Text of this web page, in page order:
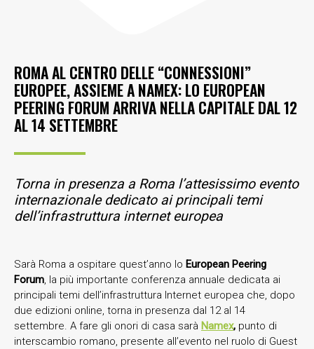
ROMA AL CENTRO DELLE “CONNESSIONI”
EUROPEE, ASSIEME A NAMEX: LO EUROPEAN
PEERING FORUM ARRIVA NELLA CAPITALE DAL 12
AL 14 SETTEMBRE
Torna in presenza a Roma l’attesissimo evento
internazionale dedicato ai principali temi
dell’infrastruttura internet europea
Sarà Roma a ospitare quest’anno lo European Peering
Forum, la più importante conferenza annuale dedicata ai
principali temi dell’infrastruttura Internet europea che, dopo
due edizioni online, torna in presenza dal 12 al 14
settembre. A fare gli onori di casa sarà Namex, punto di
interscambio romano, presente all’evento nel ruolo di Guest